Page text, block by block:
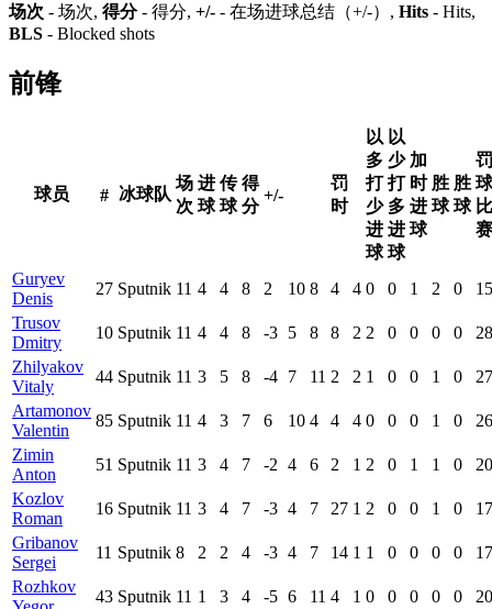
场次 - 场次, 得分- 得分, +/- - 在场进球总结（+/-）, Hits - Hits,
BLS - Blocked shots
前锋
球员 # 冰球队
场
次
进
球
传
球
得
分
+/-
罚
时
以
多
打
少
进
球
以
少
打
多
进
球
加
时
进
球
胜
球
胜
球
罚
球
比
赛
Guryev
Denis
27 Sputnik 11 4 4 8 2 10 8 4 4 0 0 1 2 0
15
Trusov
Dmitry
10 Sputnik 11 4 4 8 -3 5 8 8 2 2 0 0 0 0
28
Zhilyakov
Vitaly
44 Sputnik 11 3 5 8 -4 7 11 2 2 1 0 0 1 0
27
Artamonov
Valentin
85 Sputnik 11 4 3 7 6 10 4 4 4 0 0 0 1 0
26
Zimin
Anton
51 Sputnik 11 3 4 7 -2 4 6 2 1 2 0 1 1 0
20
Kozlov
Roman
16 Sputnik 11 3 4 7 -3 4 7 27 1 2 0 0 1 0
17
Gribanov
Sergei
11 Sputnik 8 2 2 4 -3 4 7 14 1 1 0 0 0 0
17
Rozhkov
43 Sputnik 11 1 3 4 -5 6 11 4 1 0 0 0 0 0 20